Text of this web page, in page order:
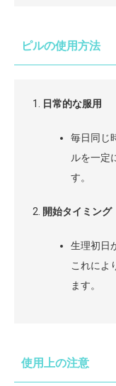
ピルの使用方法
日常的な服用
毎日同じ
ルを一定
す。
開始タイミング
生理初日
これによ
ます。
使用上の注意